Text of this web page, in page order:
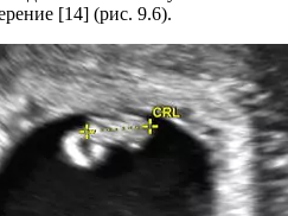
[14] (рис. 9.6).